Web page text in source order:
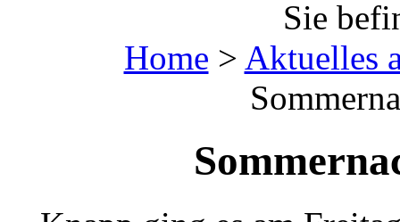
Sie
Home > Aktuelles